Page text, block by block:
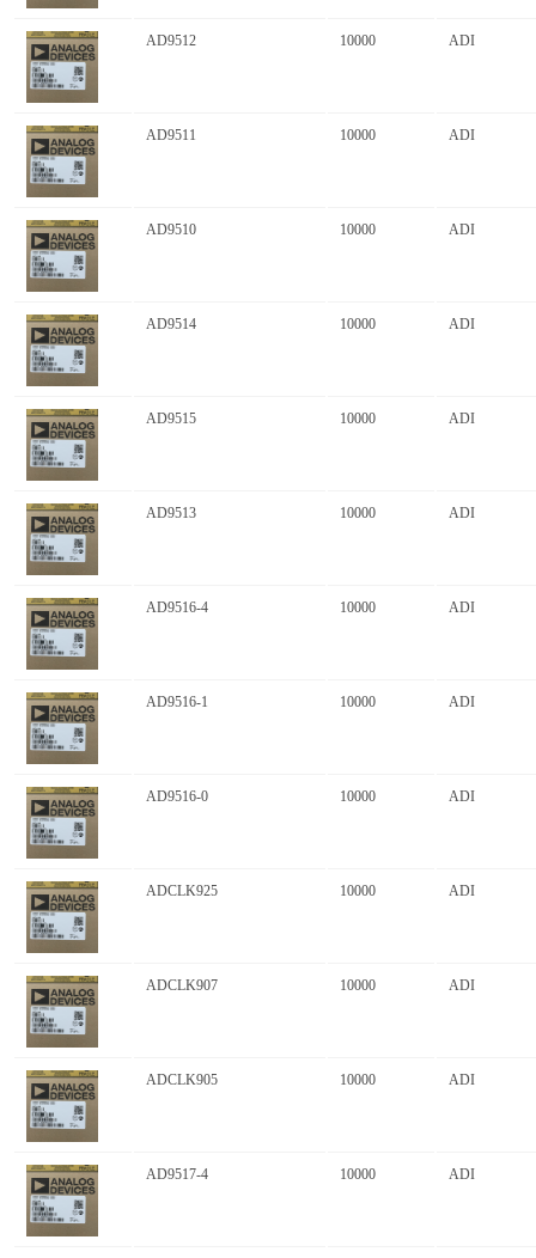
AD9512 10000 ADI
AD9511 10000 ADI
AD9510 10000 ADI
AD9514 10000 ADI
AD9515 10000 ADI
AD9513 10000 ADI
AD9516-4 10000 ADI
AD9516-1 10000 ADI
AD9516-0 10000 ADI
ADCLK925 10000 ADI
ADCLK907 10000 ADI
ADCLK905 10000 ADI
AD9517-4 10000 ADI